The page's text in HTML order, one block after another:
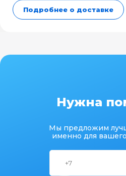
Подробнее о доставке
Нужна
Мы предложим
именно для